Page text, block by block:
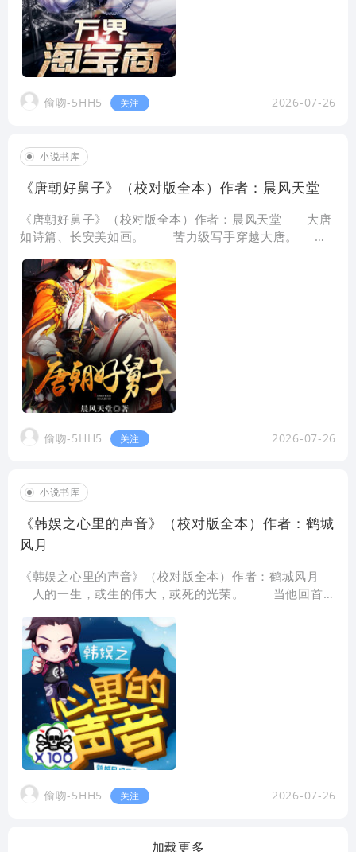
偷吻-5HH5 关注 2026-07-26
小说书库
《唐朝好舅子》（校对版全本）作者：晨风天堂
《唐朝好舅子》（校对版全本）作者：晨风天堂 大唐
如诗篇、长安美如画。 苦力级写手穿越大唐。
唐的文明与太阳
偷吻-5HH5 关注 2026-07-26
小说书库
《韩娱之心里的声音》（校对版全本）作者：鹤城
风月
《韩娱之心里的声音》（校对版全本）作者：鹤城风月
人的一生，或生的伟大，或死的光荣。 当他回首过
因为…… 净
偷吻-5HH5 关注 2026-07-26
加载更多